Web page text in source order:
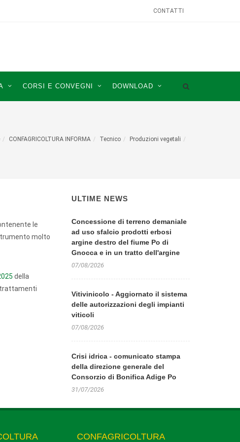
CONTATTI
CORSI E CONVEGNI DOWNLOAD
CONFAGRICOLTURA INFORMA Tecnico Produzioni vegetali
le
molto
della
trattamenti
ULTIME NEWS
Concessione di terreno demaniale
ad uso sfalcio prodotti erbosi
argine destro del fiume Po di
Gnocca e in un tratto dell'argine
07/08/2026
Vitivinicolo - Aggiornato il sistema
delle autorizzazioni degli impianti
viticoli
07/08/2026
Crisi idrica - comunicato stampa
della direzione generale del
Consorzio di Bonifica Adige Po
31/07/2026
CONFAGRICOLTURA